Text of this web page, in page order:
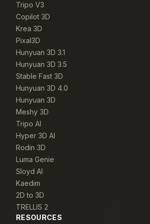
Tripo V3
Copilot 3D
Krea 3D
Pixal3D
Hunyuan 3D 3.1
Hunyuan 3D 3.5
Stable Fast 3D
Hunyuan 3D 4.0
Hunyuan 3D
Meshy 3D
Tripo AI
Hyper 3D AI
Rodin 3D
Luma Genie
Sloyd AI
Kaedim
2D to 3D
TRELLIS 2
RESOURCES